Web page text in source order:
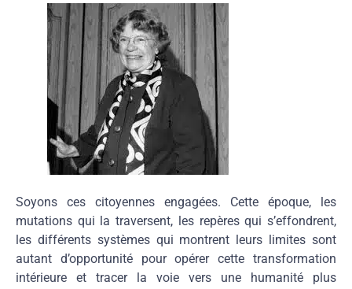
Soyons ces citoyennes engagées. Cette époque, les
mutations qui la traversent, les repères qui s’effondrent,
les différents systèmes qui montrent leurs limites sont
autant d’opportunité pour opérer cette transformation
intérieure et tracer la voie vers une humanité plus